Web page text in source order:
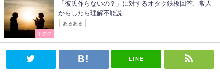
オタク
「彼氏作らないの？」に対するオタク鉄板回答、常人
からしたら理解不能説
あるある
LINE